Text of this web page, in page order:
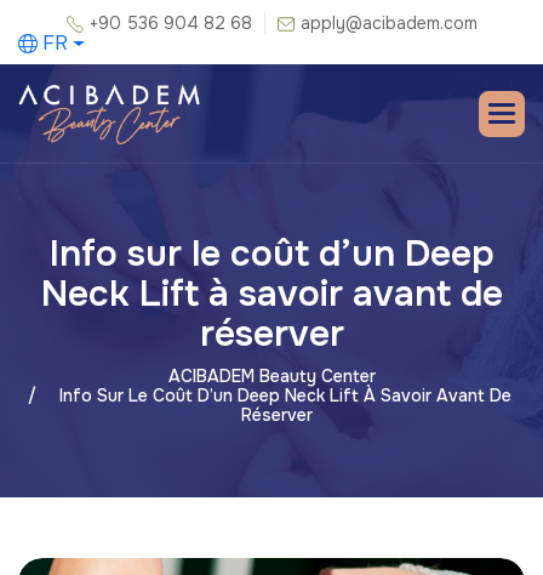
+90 536 904 82 68 apply@acibadem.com
FR
Info sur le coût d’un Deep
Neck Lift à savoir avant de
réserver
ACIBADEM Beauty Center
Info Sur Le Coût D’un Deep Neck Lift À Savoir Avant De
Réserver